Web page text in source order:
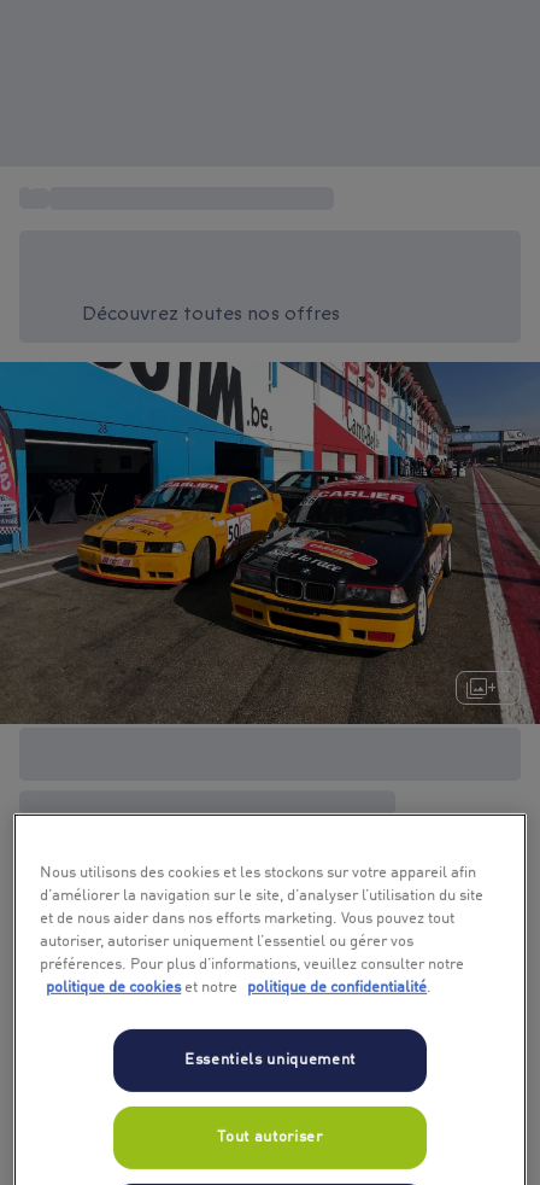
Découvrez toutes nos offres
+ 3
Nous utilisons des cookies et les stockons sur votre appareil afin
d’améliorer la navigation sur le site, d’analyser l’utilisation du site
et de nous aider dans nos efforts marketing. Vous pouvez tout
autoriser, autoriser uniquement l’essentiel ou gérer vos
préférences. Pour plus d’informations, veuillez consulter notre
politique de cookieset notre politique de confidentialité.
Essentiels uniquement
Tout autoriser